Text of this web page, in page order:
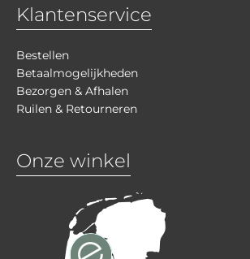
Klantenservice
Bestellen
Betaalmogelijkheden
Bezorgen & Afhalen
Ruilen & Retourneren
Onze winkel